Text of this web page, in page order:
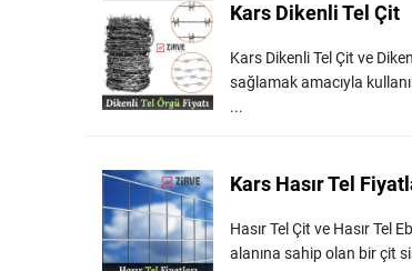
Kars Dikenli Tel Çit
Kars Dikenli Tel Çit ve
sağlamak amacıyla
...
Kars Hasır Tel
Hasır Tel Çit ve Hasır Tel
alanına sahip olan bir çit